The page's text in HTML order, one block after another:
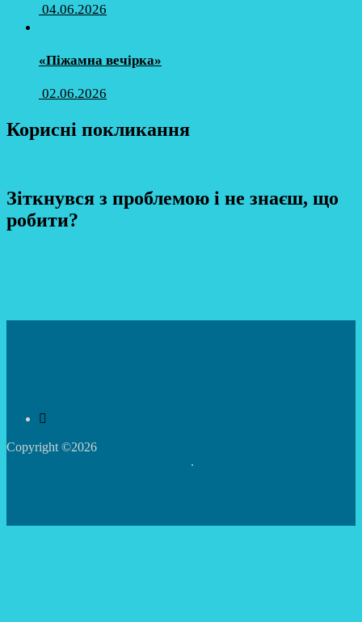
04.06.2026
«Піжамна вечірка»
02.06.2026
Корисні покликання
Зіткнувся з проблемою і не знаєш, що
робити?
Copyright ©2026
.